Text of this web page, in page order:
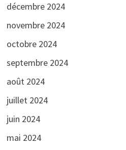
décembre 2024
novembre 2024
octobre 2024
septembre 2024
août 2024
juillet 2024
juin 2024
mai 2024